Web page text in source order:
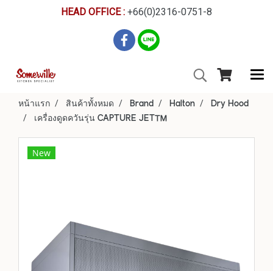
HEAD OFFICE : +66(0)2316-0751-8
หน้าแรก สินค้าทั้งหมด Brand Halton
Dry Hood
เครื่องดูดควันรุ่น CAPTURE JET™
New